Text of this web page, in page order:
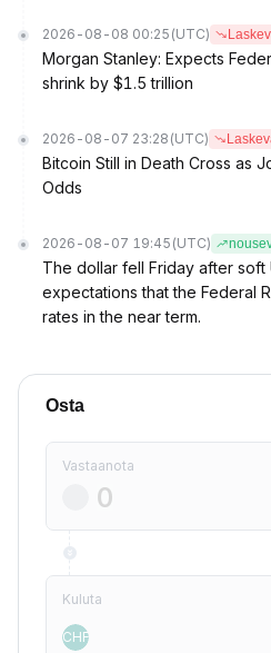
2026-08-08 00:25 (UTC)
Morgan Stanley: Expects
shrink by $1.5 trillion
2026-08-07 23:28 (UTC)
Bitcoin Still in Death Cross as
Odds
2026-08-07 19:45 (UTC)
The dollar fell Friday after
expectations that the Federal
rates in the near term.
Osta
Vastaanota
Kuluta
CHF